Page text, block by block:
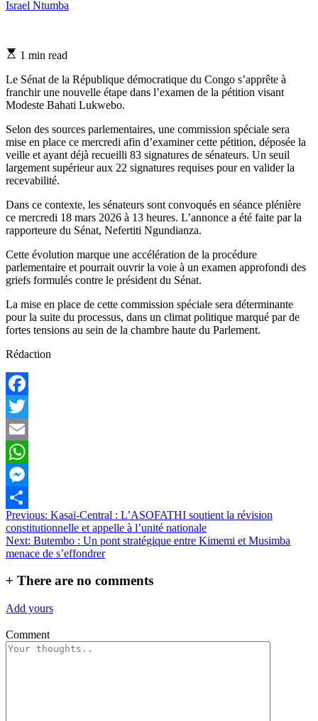
Israel Ntumba
Estimated
time
1 min read
Le Sénat de la République démocratique du Congo s’apprête à
franchir une nouvelle étape dans l’examen de la pétition visant
Modeste Bahati Lukwebo.
Selon des sources parlementaires, une commission spéciale sera
mise en place ce mercredi afin d’examiner cette pétition, déposée la
veille et ayant déjà recueilli 83 signatures de sénateurs. Un seuil
largement supérieur aux 22 signatures requises pour en valider la
recevabilité.
Dans ce contexte, les sénateurs sont convoqués en séance plénière
ce mercredi 18 mars 2026 à 13 heures. L’annonce a été faite par la
rapporteure du Sénat, Nefertiti Ngundianza.
Cette évolution marque une accélération de la procédure
parlementaire et pourrait ouvrir la voie à un examen approfondi des
griefs formulés contre le président du Sénat.
La mise en place de cette commission spéciale sera déterminante
pour la suite du processus, dans un climat politique marqué par de
fortes tensions au sein de la chambre haute du Parlement.
Rédaction
Facebook
Twitter
Email
WhatsApp
Messenger
Partager
Navigation
de
l’article
Previous: Kasaï-Central : L’ASOFATHI soutient la révision
constitutionnelle et appelle à l’unité nationale
Next: Butembo : Un pont stratégique entre Kimemi et Musimba
menace de s’effondrer
+ There are no comments
Add yours
Comment